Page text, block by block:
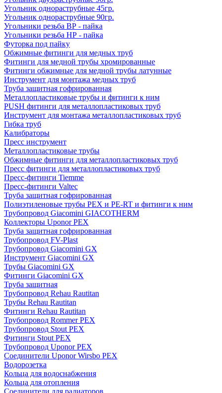
Угольник однораструбные 45гр.
Угольник однораструбные 90гр.
Угольники резьба ВР - пайка
Угольники резьба НР - пайка
Футорка под пайку
Обжимные фитинги для медных труб
Фитинги для медной трубы хромированные
Фитинги обжимные для медной трубы латунные
Инструмент для монтажа медных труб
Труба защитная гофрированная
Металлопластиковые трубы и фитинги к ним
PUSH фитинги для металлопластиковых труб
Инструмент для монтажа металлопластиковых труб
Гибка труб
Калибраторы
Пресс инструмент
Металлопластиковые трубы
Обжимные фитинги для металлопластиковых труб
Пресс фитинги для металлопластиковых труб
Пресс-фитинги Tiemme
Пресс-фитинги Valtec
Труба защитная гофрированная
Полиэтиленовые трубы PEX и PE-RT и фитинги к ним
Трубопровод Giacomini GIACOTHERM
Коллекторы Uponor PEX
Труба защитная гофрированная
Трубопровод FV-Plast
Трубопровод Giacomini GX
Инструмент Giacomini GX
Трубы Giacomini GX
Фитинги Giacomini GX
Труба защитная
Трубопровод Rehau Rautitan
Трубы Rehau Rautitan
Фитинги Rehau Rautitan
Трубопровод Rommer PEX
Трубопровод Stout PEX
Фитинги Stout PEX
Трубопровод Uponor PEX
Соединители Uponor Wirsbo PEX
Водорозетка
Кольца для водоснабжения
Кольца для отопления
Соединители для радиаторов